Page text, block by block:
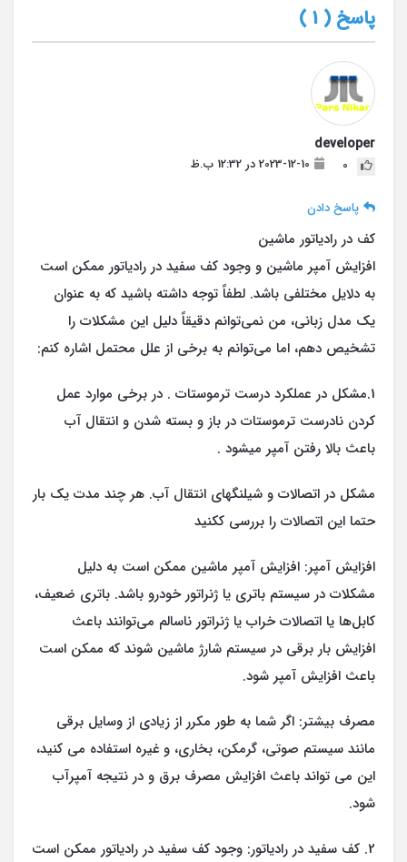
پاسخ ( 1
)
developer
0 2023-12-10 در 12:32 ب.ظ
پاسخ دادن
کف در رادیاتور ماشین
افزایش آمپر ماشین و وجود کف سفید در رادیاتور ممکن است
به دلایل مختلفی باشد. لطفاً توجه داشته باشید که به عنوان
یک مدل زبانی، من نمی‌توانم دقیقاً دلیل این مشکلات را
تشخیص دهم، اما می‌توانم به برخی از علل محتمل اشاره کنم:
1.مشکل در عملکرد درست ترموستات . در برخی موارد عمل
کردن نادرست ترموستات در باز و بسته شدن و انتقال آب
باعث بالا رفتن آمپر میشود .
مشکل در اتصالات و شیلنگهای انتقال آب. هر چند مدت یک بار
حتما این اتصالات را بررسی ککنید
افزایش آمپر: افزایش آمپر ماشین ممکن است به دلیل
مشکلات در سیستم باتری یا ژنراتور خودرو باشد. باتری ضعیف،
کابل‌ها یا اتصالات خراب یا ژنراتور ناسالم می‌توانند باعث
افزایش بار برقی در سیستم شارژ ماشین شوند که ممکن است
باعث افزایش آمپر شود.
مصرف بیشتر: اگر شما به طور مکرر از زیادی از وسایل برقی
مانند سیستم صوتی، گرمکن، بخاری، و غیره استفاده می کنید،
این می تواند باعث افزایش مصرف برق و در نتیجه آمپرآب
شود.
2. کف سفید در رادیاتور: وجود کف سفید در رادیاتور ممکن است